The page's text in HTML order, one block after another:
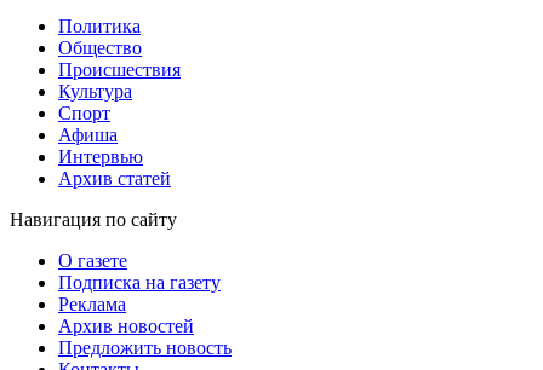
Политика
Общество
Проиcшествия
Культура
Спорт
Афиша
Интервью
Архив статей
Навигация по сайту
О газете
Подписка на газету
Реклама
Архив новостей
Предложить новость